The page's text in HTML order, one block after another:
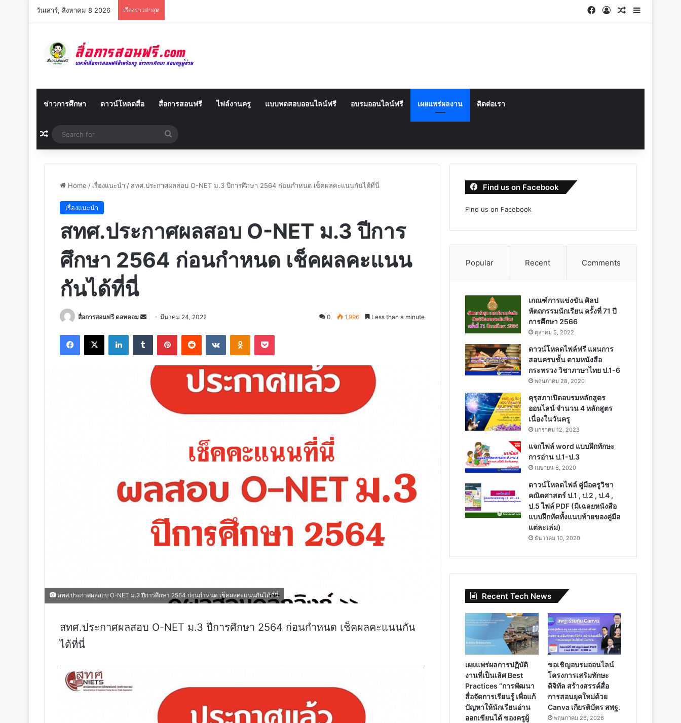
วันเสาร์, สิงหาคม 8 2026 เรื่องราวล่าสุด Facebook
Log InRandom
Sidebar
ข่าวการศึกษา ดาวน์โหลดสื่อ สื่อการสอนฟรี ไฟล์งานครู แบบทดสอบออนไลน์ฟรี อบรมออนไลน์ฟรี เผยแพร่ผลงาน ติดต่อเรา
Random Article
for
Home / เรื่องแนะนำ / สทศ.ประกาศผลสอบ O-NET ม.3 ปีการศึกษา 2564 ก่อนกำหนด เช็คผลคะแนนกันได้ที่นี่
เรื่องแนะนำ
สทศ.ประกาศผลสอบ O-NET ม.3 ปีการ
ศึกษา 2564 ก่อนกำหนด เช็คผลคะแนน
กันได้ที่นี่
สื่อการสอนฟรี ดอทคอม
Sendมีนาคม 24, 2022 0 1,996 Less than a minute
Facebook
X LinkedInTumblr PinterestReddit VKontakteOdnoklassniki
Pocket
สทศ.ประกาศผลสอบ O-NET ม.3 ปีการศึกษา 2564 ก่อนกำหนด เช็คผลคะแนนกันได้ที่นี่
สทศ.ประกาศผลสอบ O-NET ม.3 ปีการศึกษา 2564 ก่อนกำหนด เช็คผลคะแนนกัน
ได้ที่นี่
Find us on Facebook
Find us on Facebook
Popular Recent Comments
เกณฑ์การแข่งขัน ศิลป
หัตถกรรมนักเรียน ครั้งที่ 71 ปี
การศึกษา 2566
ตุลาคม 5, 2022
ดาวน์โหลดไฟล์ฟรี แผนการ
สอนครบชั้น ตามหนังสือ
กระทรวง วิชาภาษาไทย ป.1-6
พฤษภาคม 28, 2020
คุรุสภาเปิดอบรมหลักสูตร
ออนไลน์ จำนวน 4 หลักสูตร
เนื่องในวันครู
มกราคม 12, 2023
แจกไฟล์ word แบบฝึกทักษะ
การอ่าน ป.1-ป.3
เมษายน 6, 2020
ดาวน์โหลดไฟล์ คู่มือครูวิชา
คณิตศาสตร์ ป.1 , ป.2 , ป.4 ,
ป.5 ไฟล์ PDF (มีเฉลยหนังสือ
แบบฝึกหัดทั้งแนบท้ายของคู่มือ
แต่ละเล่ม)
ธันวาคม 10, 2020
Recent Tech News
เผยแพร่ผลการปฏิบัติ
งานที่เป็นเลิศ Best
Practices “การพัฒนา
สื่อจัดการเรียนรู้ เพื่อแก้
ปัญหาให้นักเรียนอ่าน
ออกเขียนได้ ของครูผู้
ขอเชิญอบรมออนไลน์
โครงการเสริมทักษะ
ดิจิทัล สร้างสรรค์สื่อ
การสอนยุคใหม่ด้วย
Canva เกียรติบัตร สพฐ.
พฤษภาคม 26, 2026